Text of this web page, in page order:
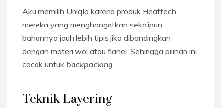
Aku memilih Uniqlo karena produk Heattech
mereka yang menghangatkan sekalipun
bahannya jauh lebih tipis jika dibandingkan
dengan materi wol atau flanel. Sehingga pilihan ini
cocok untuk backpacking
Teknik Layering